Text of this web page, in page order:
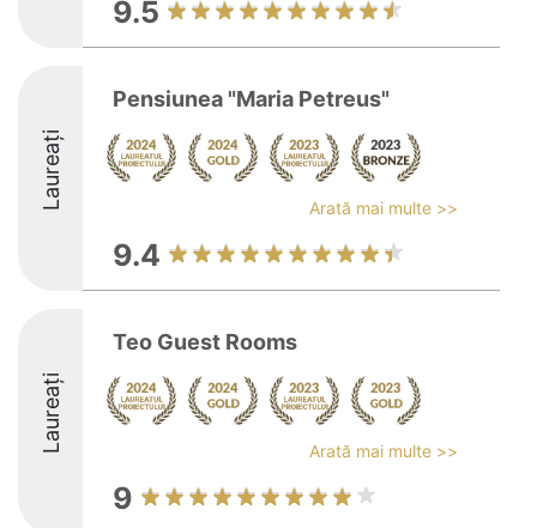
9.5
Laureați
Pensiunea "Maria Petreus"
Arată mai multe >>
9.4
Laureați
Teo Guest Rooms
Arată mai multe >>
9